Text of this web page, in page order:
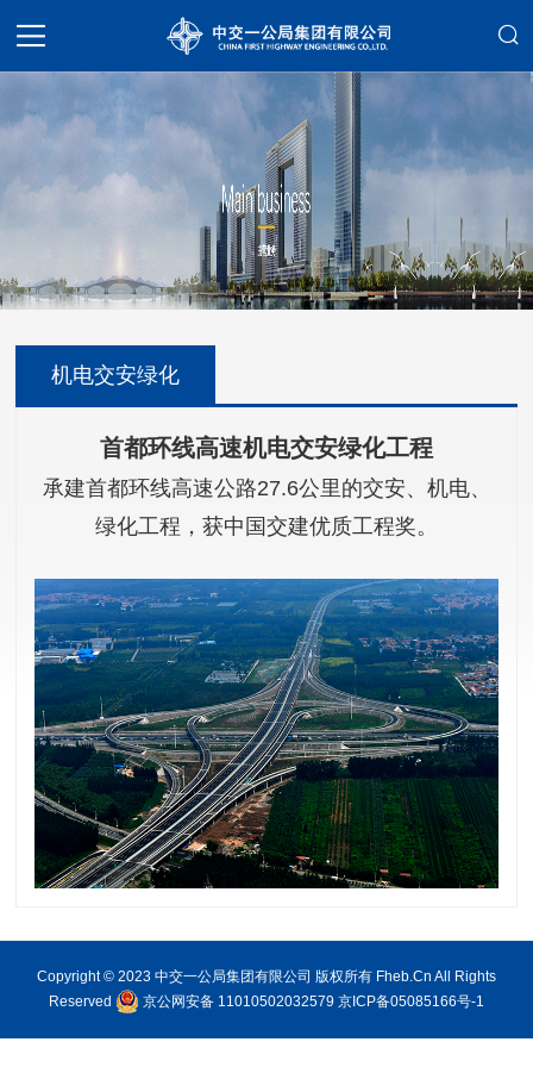
机电交安绿化
首都环线高速机电交安绿化工程
承建首都环线高速公路27.6公里的交安、机电、
绿化工程，获中国交建优质工程奖。
Copyright © 2023 中交一公局集团有限公司 版权所有 Fheb.Cn All Rights
Reserved
京公网安备 11010502032579 京ICP备05085166号-1